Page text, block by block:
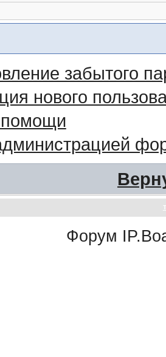
забытого
нового
Форум